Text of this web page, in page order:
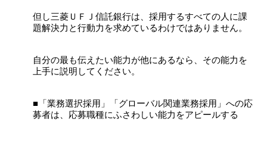
但し三菱ＵＦＪ信託銀行は、採用するすべての人に課
題解決力と行動力を求めているわけではありません。
自分の最も伝えたい能力が他にあるなら、その能力を
上手に説明してください。
■「業務選択採用」「グローバル関連業務採用」への応
募者は、応募職種にふさわしい能力をアピールする